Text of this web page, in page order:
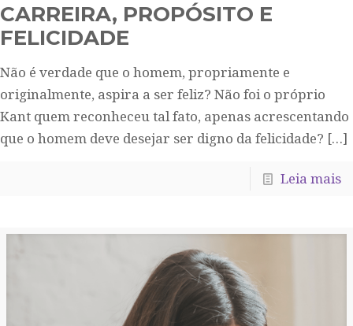
CARREIRA, PROPÓSITO E
FELICIDADE
Não é verdade que o homem, propriamente e
originalmente, aspira a ser feliz? Não foi o próprio
Kant quem reconheceu tal fato, apenas acrescentando
que o homem deve desejar ser digno da felicidade? […]
Leia mais